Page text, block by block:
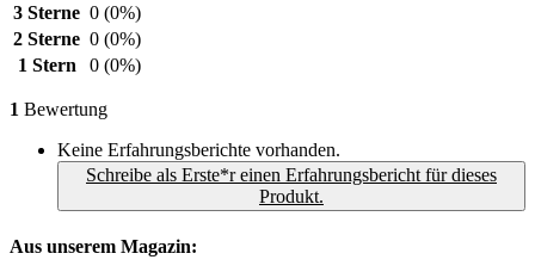
3 Sterne 0 (0%)
2 Sterne 0 (0%)
1 Stern
0 (0%)
1 Bewertung
Keine Erfahrungsberichte vorhanden.
Schreibe als Erste*r einen Erfahrungsbericht für dieses
Produkt.
Aus unserem Magazin: